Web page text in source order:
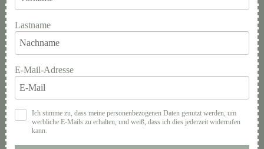
Lastname
E-Mail-Adresse
Ich stimme zu, dass meine personenbezogenen Daten genutzt werden, um
werbliche E-Mails zu erhalten, und weiß, dass ich dies jederzeit widerrufen
kann.